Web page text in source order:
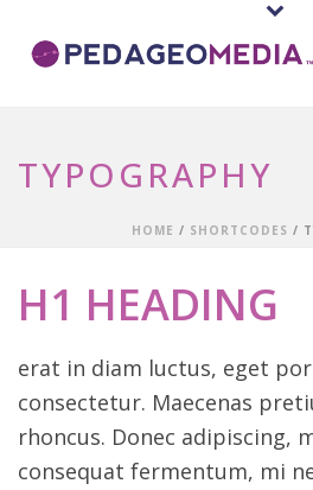
TYPOGRAPHY
HOME / SHORTCODES /
H1 HEADING
erat in diam luctus, eget
consectetur. Maecenas
rhoncus. Donec adipiscing,
consequat fermentum, mi